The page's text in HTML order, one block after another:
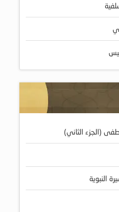
(الجزء الثاني)
النبوية